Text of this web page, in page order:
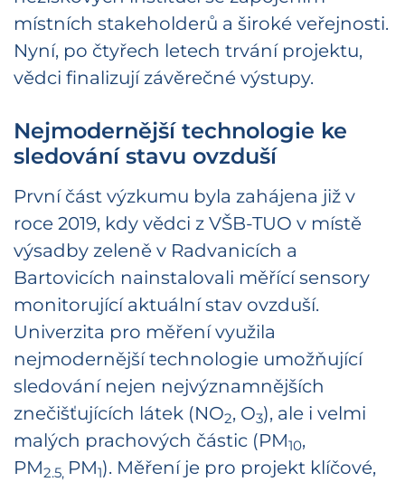
místních stakeholderů a široké veřejnosti.
Nyní, po čtyřech letech trvání projektu,
vědci finalizují závěrečné výstupy.
Nejmodernější technologie ke
sledování stavu ovzduší
První část výzkumu byla zahájena již v
roce 2019, kdy vědci z VŠB-TUO v místě
výsadby zeleně v Radvanicích a
Bartovicích nainstalovali měřící sensory
monitorující aktuální stav ovzduší.
Univerzita pro měření využila
nejmodernější technologie umožňující
sledování nejen nejvýznamnějších
znečišťujících látek (NO2, O3), ale i velmi
malých prachových částic (PM10,
PM2.5, PM1). Měření je pro projekt klíčové,